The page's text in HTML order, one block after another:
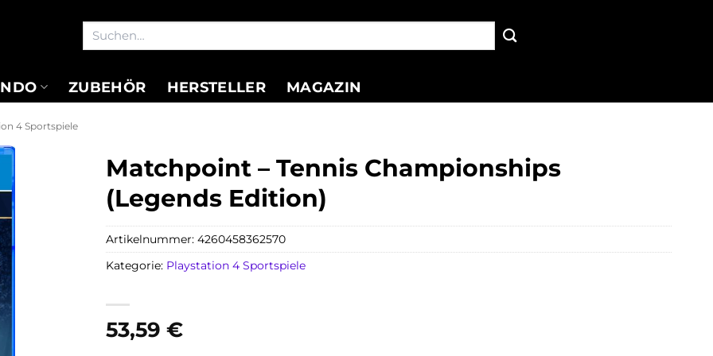
Suchen
ZUBEHÖR HERSTELLER MAGAZIN
4 Sportspiele
Matchpoint – Tennis Championships
(Legends Edition)
53,59€
Artikelnummer:4260458362570
Kategorie: Playstation 4 Sportspiele